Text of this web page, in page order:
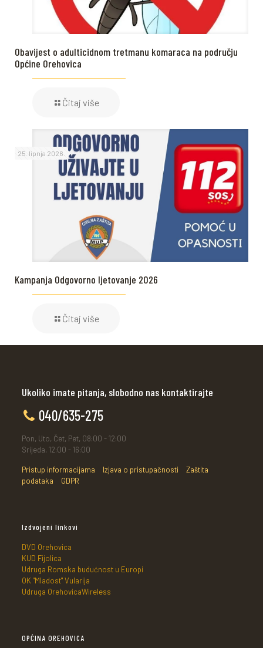
Obavijest o adulticidnom tretmanu komaraca na području
Općine Orehovica
Čitaj više
25. lipnja 2026.
Kampanja Odgovorno ljetovanje 2026
Čitaj više
Ukoliko imate pitanja, slobodno nas kontaktirajte
040/635-275
Pon, Uto, Čet, Pet, 08:00 - 12:00
Srijeda, 12:00 - 16:00
Pristup informacijama Izjava o pristupačnosti
Zaštita
podataka
GDPR
Izdvojeni linkovi
DVD Orehovica
KUD Fijolica
Udruga Romska budućnost u Europi
OK "Mladost" Vularija
Udruga OrehovicaWireless
OPĆINA OREHOVICA